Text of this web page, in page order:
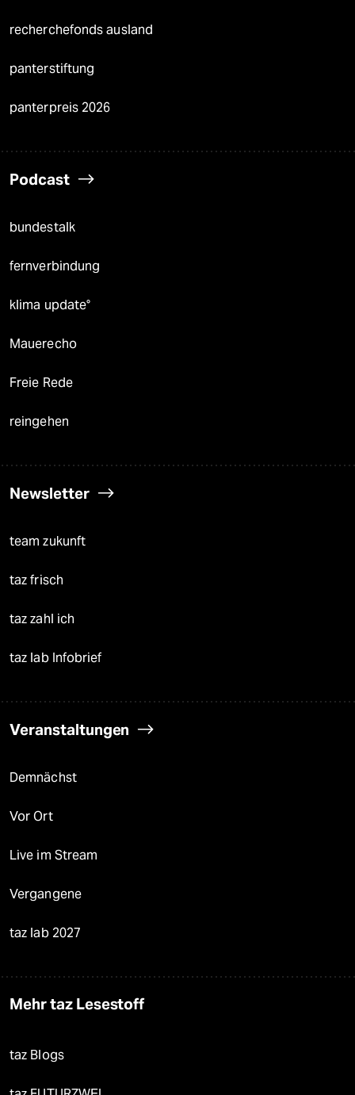
recherchefonds ausland
panterstiftung
panterpreis 2026
Podcast
bundestalk
fernverbindung
klima update°
Mauerecho
Freie Rede
reingehen
Newsletter
team zukunft
taz frisch
taz zahl ich
taz lab Infobrief
Veranstaltungen
Demnächst
Vor Ort
Live im Stream
Vergangene
taz lab 2027
Mehr taz Lesestoff
taz Blogs